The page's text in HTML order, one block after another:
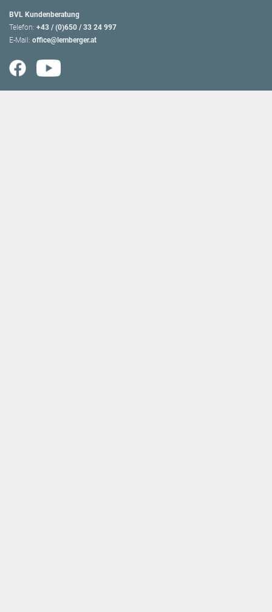
BVL Kundenberatung
Telefon: +43 / (0)650 / 33 24 997
E-Mail: office@lemberger.at